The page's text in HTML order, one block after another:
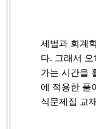
세법과 회계
다. 그래서
가는 시간을
에 적용한 풀
식문제집 교